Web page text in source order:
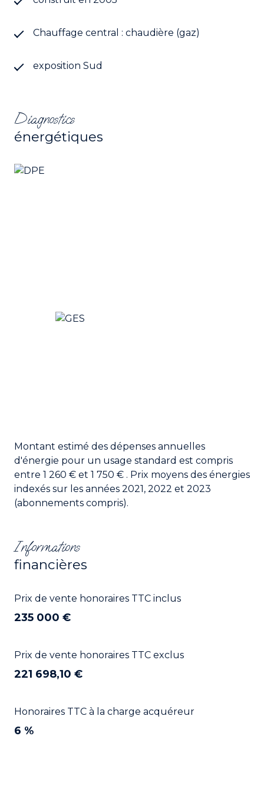
conservant la proximité des services et des
Les informations sur les risques auxquels ce bien
Chauffage central : chaudière (gaz)
exposition Sud
Diagnostics
énergétiques
Montant estimé des dépenses annuelles
d'énergie pour un usage standard est compris
entre 1 260 € et 1 750 € . Prix moyens des énergies
indexés sur les années 2021, 2022 et 2023
(abonnements compris).
Informations
financières
Prix de vente honoraires TTC inclus
235 000 €
Prix de vente honoraires TTC exclus
221 698,10 €
Honoraires TTC à la charge acquéreur
6 %